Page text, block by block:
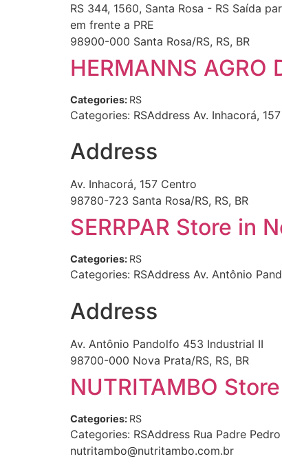
RS 344, 1560, Santa Rosa - RS Saída
em frente a PRE
98900-000 Santa Rosa/RS, RS, BR
HERMANNS AGRO
Categories: RS
Categories: RSAddress Av. Inhacorá,
Address
Av. Inhacorá, 157 Centro
98780-723 Santa Rosa/RS, RS, BR
SERRPAR Store in
Categories: RS
Categories: RSAddress Av. Antônio
Address
Av. Antônio Pandolfo 453 Industrial II
98700-000 Nova Prata/RS, RS, BR
NUTRITAMBO
Categories: RS
Categories: RSAddress Rua Padre
nutritambo@nutritambo.com.br